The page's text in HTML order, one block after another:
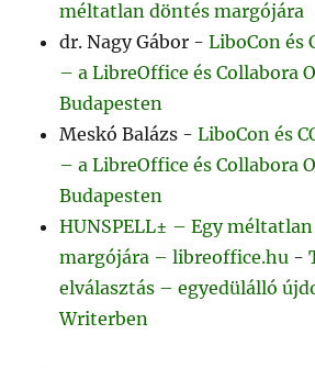
méltatlan döntés margójára
dr. Nagy Gábor -LiboCon és
– a LibreOffice és Collabora
Budapesten
Meskó Balázs -LiboCon és
– a LibreOffice és Collabora
Budapesten
HUNSPELL± – Egy
margójára – libreoffice.hu -
elválasztás – egyedülálló
Writerben